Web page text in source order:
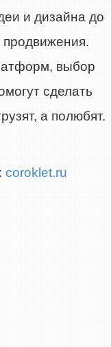
и дизайна до
продвижения.
выбор
сделать
а полюбят.
coroklet.ru